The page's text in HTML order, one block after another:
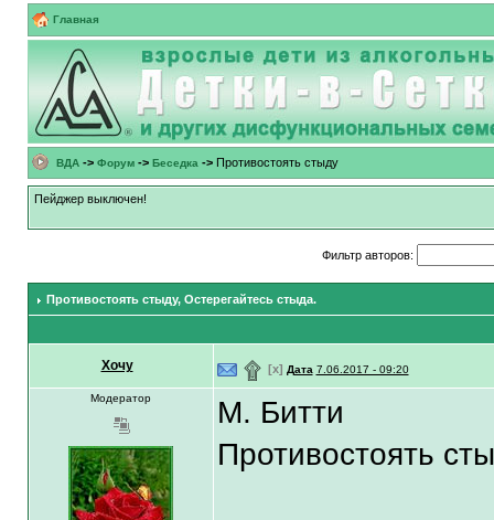
Главная
ВДА-> Форум-> Беседка -> Противостоять стыду
Пейджер выключен!
Фильтр авторов:
Противостоять стыду, Остерегайтесь стыда.
Хочу ۩ [x] Дата 7.06.2017 - 09:20
Модератор
М. Битти
Противостоять